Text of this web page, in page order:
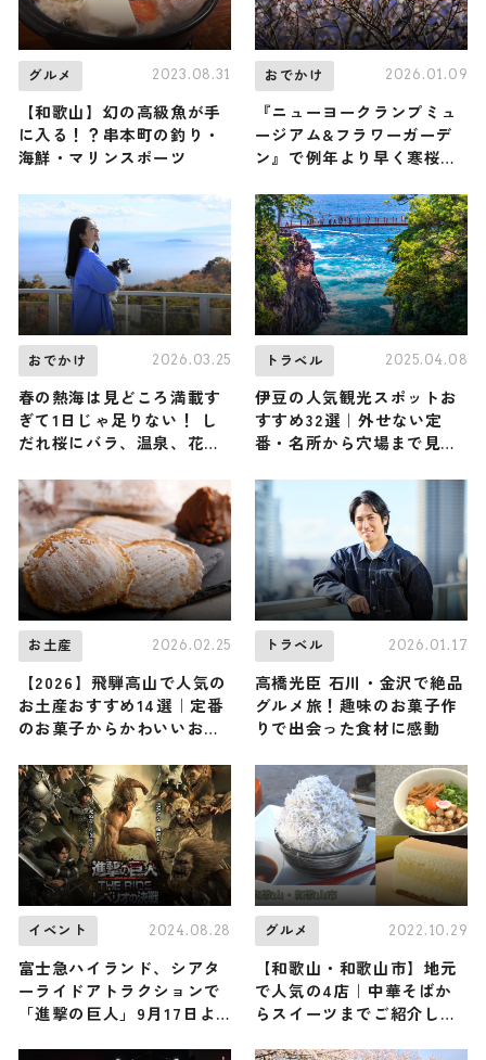
グルメ 2023.08.31
【和歌山】幻の高級魚が手
に入る！？串本町の釣り・
海鮮・マリンスポーツ
おでかけ 2026.01.09
『ニューヨークランプミュ
ージアム&フラワーガーデ
ン』で例年より早く寒桜が
豆・城ヶ崎海岸で春の足音
を感じよう♪
おでかけ 2026.03.25
春の熱海は見どころ満載す
ぎて1日じゃ足りない！ し
だれ桜にバラ、温泉、花
各種イベントなど、4月の
最新おすすめ情報を一挙ご
紹介
トラベル 2025.04.08
伊豆の人気観光スポットお
すすめ32選｜外せない定
番・名所から穴場まで見ど
お土産 2026.02.25
【2026】飛騨高山で人気の
お土産おすすめ14選｜定番
のお菓子からかわいいお土
紹介
トラベル 2026.01.17
高橋光臣 石川・金沢で絶品
グルメ旅！趣味のお菓子作
りで出会った食材に感動
イベント 2024.08.28
富士急ハイランド、シアタ
ーライドアトラクションで
「進撃の巨人」9月17日よ
グルメ 2022.10.29
【和歌山・和歌山市】地元
で人気の4店｜中華そばか
らスイーツまでご紹介しま